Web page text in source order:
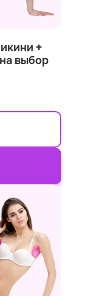
+
выбор